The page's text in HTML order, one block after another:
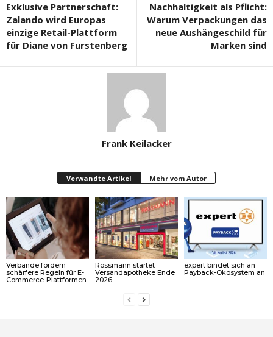
Exklusive Partnerschaft:
Zalando wird Europas
einzige Retail-Plattform
für Diane von Furstenberg
Nachhaltigkeit als Pflicht:
Warum Verpackungen das
neue Aushängeschild für
Marken sind
Frank Keilacker
Verwandte Artikel Mehr vom Autor
Verbände fordern
schärfere Regeln für E-
Commerce-Plattformen
Rossmann startet
Versandapotheke Ende
2026
expert bindet sich an
Payback-Ökosystem an